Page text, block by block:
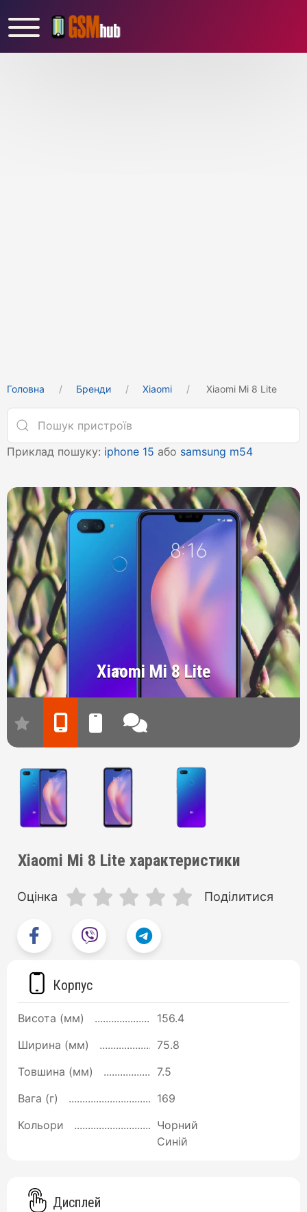
Головна Бренди Xiaomi Xiaomi Mi 8 Lite
Приклад пошуку: iphone 15 або samsung m54
Xiaomi Mi 8 Lite
Xiaomi Mi 8 Lite характеристики
Оцінка Поділитися
Корпус
Висота (мм)
156.4
Ширина (мм)
75.8
Товшина (мм)
7.5
Вага (г)
169
Кольори
Чорний
Синій
Дисплей